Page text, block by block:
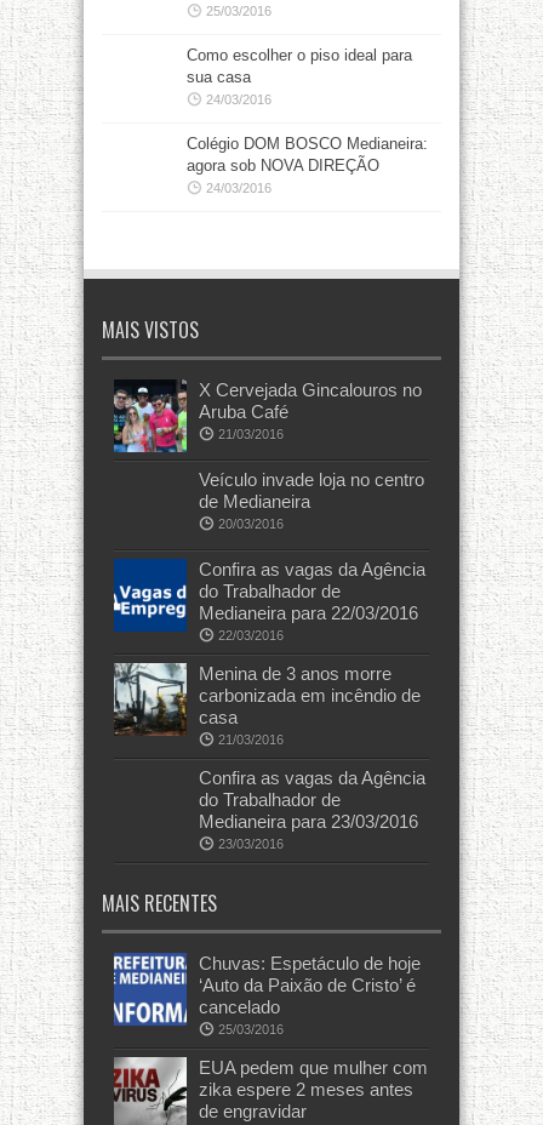
25/03/2016
Como escolher o piso ideal para
sua casa
24/03/2016
Colégio DOM BOSCO Medianeira:
agora sob NOVA DIREÇÃO
24/03/2016
MAIS VISTOS
X Cervejada Gincalouros no
Aruba Café
21/03/2016
Veículo invade loja no centro
de Medianeira
20/03/2016
Confira as vagas da Agência
do Trabalhador de
Medianeira para 22/03/2016
22/03/2016
Menina de 3 anos morre
carbonizada em incêndio de
casa
21/03/2016
Confira as vagas da Agência
do Trabalhador de
Medianeira para 23/03/2016
23/03/2016
MAIS RECENTES
Chuvas: Espetáculo de hoje
‘Auto da Paixão de Cristo’ é
cancelado
25/03/2016
EUA pedem que mulher com
zika espere 2 meses antes
de engravidar